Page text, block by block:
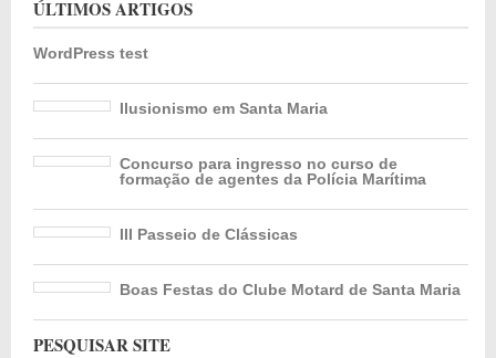
ÚLTIMOS ARTIGOS
WordPress test
Ilusionismo em Santa Maria
Concurso para ingresso no curso de
formação de agentes da Polícia Marítima
III Passeio de Clássicas
Boas Festas do Clube Motard de Santa Maria
PESQUISAR SITE